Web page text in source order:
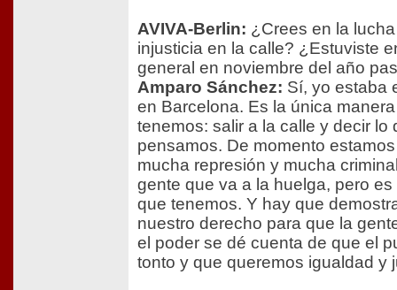
AVIVA-Berlin: ¿Crees en la
injusticia en la calle? ¿Estuviste
general en noviembre del año
Amparo Sánchez: Sí, yo estaba
en Barcelona. Es la única
tenemos: salir a la calle y decir lo
pensamos. De momento
mucha represión y mucha
gente que va a la huelga, pero
que tenemos. Y hay que
nuestro derecho para que la
el poder se dé cuenta de que el
tonto y que queremos igualdad y